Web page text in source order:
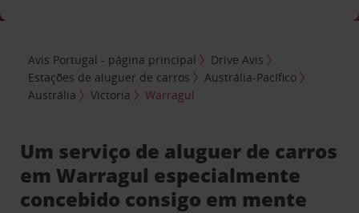
Avis Portugal - página principal
Drive Avis
Estações de aluguer de carros
Austrália-Pacífico
Austrália
Victoria Warragul
Um serviço de aluguer de carros
em Warragul especialmente
concebido consigo em mente